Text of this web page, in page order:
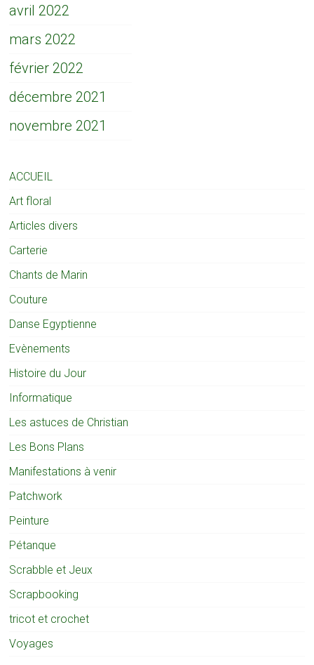
avril 2022
mars 2022
février 2022
décembre 2021
novembre 2021
ACCUEIL
Art floral
Articles divers
Carterie
Chants de Marin
Couture
Danse Egyptienne
Evènements
Histoire du Jour
Informatique
Les astuces de Christian
Les Bons Plans
Manifestations à venir
Patchwork
Peinture
Pétanque
Scrabble et Jeux
Scrapbooking
tricot et crochet
Voyages